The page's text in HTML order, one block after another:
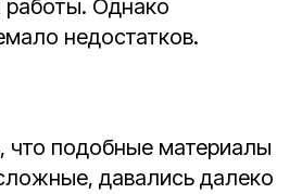
работы. Однако
недостатков.
что подобные материалы
давались далеко